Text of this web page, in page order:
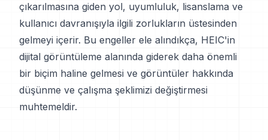
çıkarılmasına giden yol, uyumluluk, lisanslama ve
kullanıcı davranışıyla ilgili zorlukların üstesinden
gelmeyi içerir. Bu engeller ele alındıkça, HEIC'in
dijital görüntüleme alanında giderek daha önemli
bir biçim haline gelmesi ve görüntüler hakkında
düşünme ve çalışma şeklimizi değiştirmesi
muhtemeldir.